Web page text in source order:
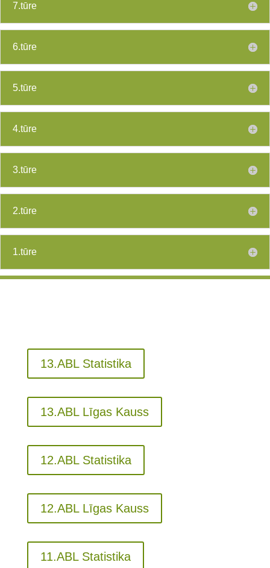
7.tūre
6.tūre
5.tūre
4.tūre
3.tūre
2.tūre
1.tūre
13.ABL Statistika
13.ABL Līgas Kauss
12.ABL Statistika
12.ABL Līgas Kauss
11.ABL Statistika